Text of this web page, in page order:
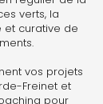
verts, la
et curative de
vos projets
Freinet et
pour